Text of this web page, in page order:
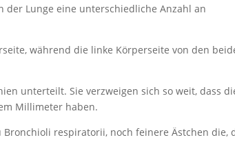
Lunge eine unterschiedliche Anzahl an
während die linke Körperseite von den
unterteilt. Sie verzweigen sich so weit, dass
Millimeter haben.
respiratorii, noch feinere Ästchen die,